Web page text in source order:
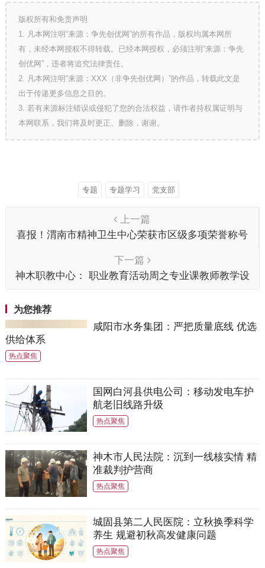
版权所有和免责声明
1. 凡本网注明“来源：争先创优网”的所有作品，版权均属本网所
有，未经本网授权不得转载。已经本网授权，必须注明“来源：争先
创优网”，违者将追究法律责任。
2. 凡本网注明“来源：XXX（非争先创优网）”的作品，转载此文是
出于传递更多信息之目的。
3. 若有来源标注错误或侵犯了您的合法权益，请作者持权属证明与
本网联系，我们将及时更正、删除，谢谢。
专题 专题学习 党支部
上一篇
喜报！渭南市精神卫生中心荣获市区级多项荣誉称号
下一篇
神木职教中心： 职业教育活动周之专业课教师教学设
为您推荐
咸阳市水务集团：严把质量底线 优选
供给体系
热点聚焦
国网白河县供电公司：移动发电车护
航老旧线路升级
热点聚焦
神木市人民法院：沉到一线核实情 精
准裁判护营商
热点聚焦
城固县第二人民医院：立秋换季科学
养生 规避初秋高发健康问题
热点聚焦